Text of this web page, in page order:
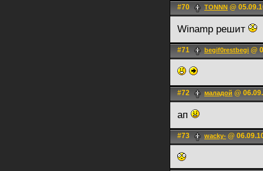
#70 TONNN @
Winamp решит
#71 begif0restbegi @
#72 маладой @
ап
#73 wacky- @